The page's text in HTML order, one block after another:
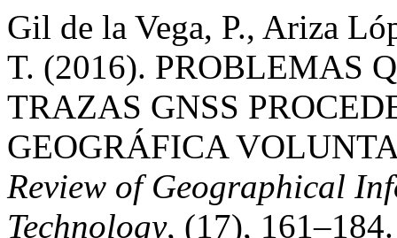
Gil de la Vega, P., Ariza
T. (2016). PROBLEMAS
TRAZAS GNSS
GEOGRÁFICA
Review of Geographical
Technology, (17),